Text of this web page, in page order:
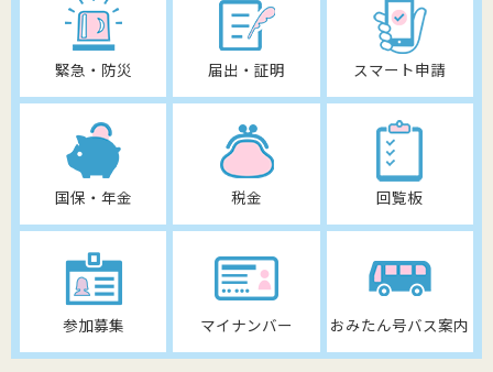
緊急・防災 届出・証明 スマート申請
国保・年金 税金 回覧板
参加募集 マイナンバー おみたん号バス案内